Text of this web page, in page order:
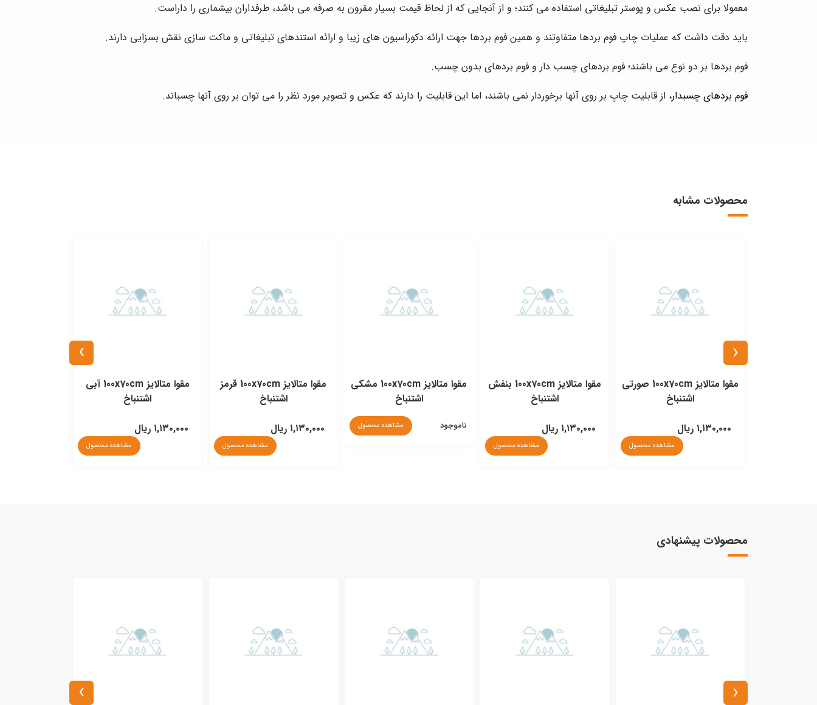
معمولا برای نصب عکس و پوستر تبلیغاتی استفاده می کنند؛ و از آنجایی که از لحاظ قیمت بسیار مقرون به صرفه می باشد، طرفداران بیشماری را داراست.
باید دقت داشت که عملیات چاپ فوم بردها متفاوتند و همین فوم بردها جهت ارائه دکوراسیون های زیبا و ارائه استندهای تبلیغاتی و ماکت سازی نقش بسزایی دارند.
فوم بردها بر دو نوع می باشند؛ فوم بردهای چسب دار و فوم بردهای بدون چسب.
فوم بردهای چسبدار، از قابلیت چاپ بر روی آنها برخوردار نمی باشند، اما این قابلیت را دارند که عکس و تصویر مورد نظر را می توان بر روی آنها چسباند.
محصولات مشابه
مقوا متالایز 100x70cm صورتی
اشتنباخ
۱,۱۳۰,۰۰۰ ریال
مشاهده محصول
مقوا متالایز 100x70cm بنفش
اشتنباخ
۱,۱۳۰,۰۰۰ ریال
مشاهده محصول
مقوا متالایز 100x70cm مشکی
اشتنباخ
ناموجود مشاهده محصول
مقوا متالایز 100x70cm قرمز
اشتنباخ
۱,۱۳۰,۰۰۰ ریال
مشاهده محصول
مقوا متالایز 100x70cm آبی
اشتنباخ
۱,۱۳۰,۰۰۰ ریال
مشاهده محصول
‹
›
محصولات پیشنهادی
‹
›